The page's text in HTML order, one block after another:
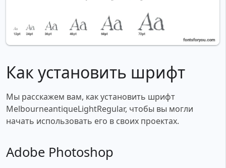
Как установить шрифт
Мы расскажем вам, как установить шрифт
MelbourneantiqueLightRegular, чтобы вы могли
начать использовать его в своих проектах.
Adobe Photoshop